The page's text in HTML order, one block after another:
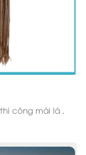
công mái lá ,